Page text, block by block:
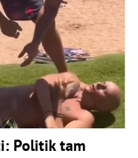
Politik tam